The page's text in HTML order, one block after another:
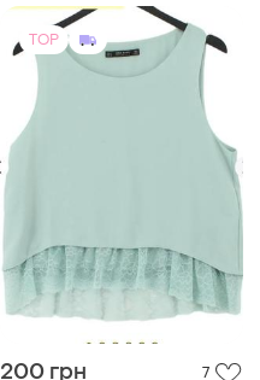
200 грн
ZARA
Топ блюзка майка кольору
ніжна бірюза zara basic
collection
EU 40